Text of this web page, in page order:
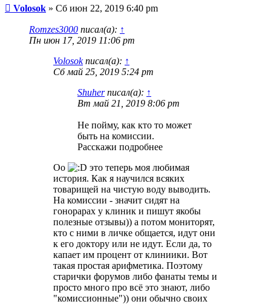
Сообщение
Volosok » Сб июн 22, 2019 6:40 pm
Romzes3000 писал(а): ↑
Пн июн 17, 2019 11:06 pm
Volosokписал(а): ↑
Сб май 25, 2019 5:24 pm
Shuherписал(а): ↑
Вт май 21, 2019 8:06 pm
Не пойму, как кто то может
быть на комиссии.
Расскажи подробнее
Оо
это теперь моя любимая
история. Как я научился всяких
товарищей на чистую воду выводить.
На комиссии - значит сидят на
гонорарах у клиник и пишут якобы
полезные отзывы)) а потом мониторят,
кто с ними в личке общается, идут они
к его доктору или не идут. Если да, то
капает им процент от клиниики. Вот
такая простая арифметика. Поэтому
старички форумов либо фанаты темы и
просто много про всё это знают, либо
"комиссионные")) они обычно своих